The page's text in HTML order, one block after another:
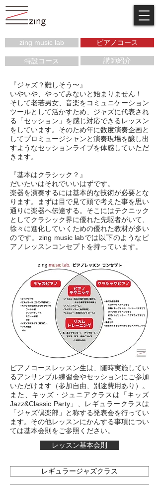
zing music lab ピアノコース
特設コース 講師紹介
『ジャズ？難しそう〜』
いやいや、やってみないと始まりません！
そして老若男女、音楽をコミュニケーション
ツールとして活かすため、ジャズに代表され
る「セッション」を感じ対応できるレッスン
をしています。そのため年に数度演奏企画と
してプロミュージシャンと演奏現場を醸し出
すようなセッションライブを体感していただ
きます。
『基本はクラシック？』
だいたいはそれでいいはずです。
楽器を演奏するには基本的な技術が必要とな
ります。まずは目で見て頭で考えた事を思い
通りに楽器へ伝達する。そこにはテクニック
としてクラシック界に優れた先駆者がいて、
徐々に進化していくための優れた教材が多い
のです。zing music labでは以下のようなピ
アノレッスンコンセプトを持っています。
ピアノコースレッスン生は、随時実施してい
るアンサンブル練習会やセッションにご参加
いただけます（参加自由、別途費用あり） 。
また、キッズ・ ジュニアクラスは「キッズ
Jazz&Classic Party」、レギュラークラスは
「ジャズ倶楽部」と称する発表会を行ってい
ます。 その他レッスンにかんする事項につい
ては基本会則をご参照ください。
レッスン基本会則
レギュラージャズクラス